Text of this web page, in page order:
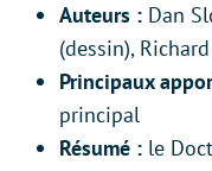
Auteurs : Dan
(dessin),
Principaux
principal
Résumé : le